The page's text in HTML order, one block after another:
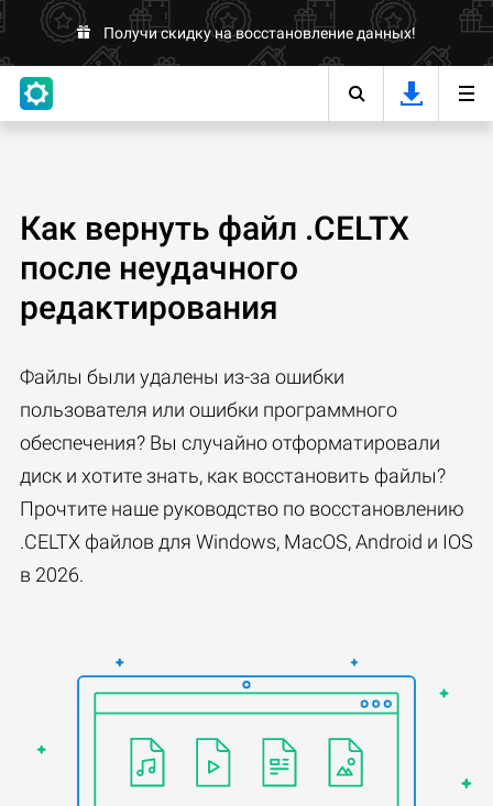
Получи скидку на восстановление данных!
Как вернуть файл .CELTX
после неудачного
редактирования
Файлы были удалены из-за ошибки
пользователя или ошибки программного
обеспечения? Вы случайно отформатировали
диск и хотите знать, как восстановить файлы?
Прочтите наше руководство по восстановлению
.CELTX файлов для Windows, MacOS, Android и IOS
в 2026.